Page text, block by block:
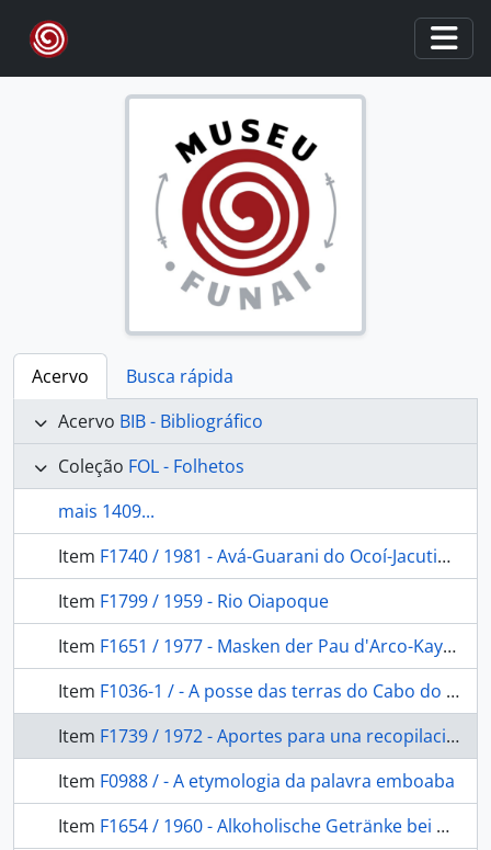
Skip to main content
Acervo
Busca rápida
Acervo BIB - Bibliográfico
Coleção FOL - Folhetos
mais 1409...
Item F1740 / 1981 - Avá-Guarani do Ocoí-Jacutingá: municipio de Foz do Iguaçu - PR.
Item F1799 / 1959 - Rio Oiapoque
Item F1651 / 1977 - Masken der Pau d'Arco-Kayapó, Brasilien
Item F1036-1 / - A posse das terras do Cabo do Norte
Item F1739 / 1972 - Aportes para una recopilación de textos de los chiripá
Item F0988 / - A etymologia da palavra emboaba
Item F1654 / 1960 - Alkoholische Getränke bei den Naturvölkern Südamerikas